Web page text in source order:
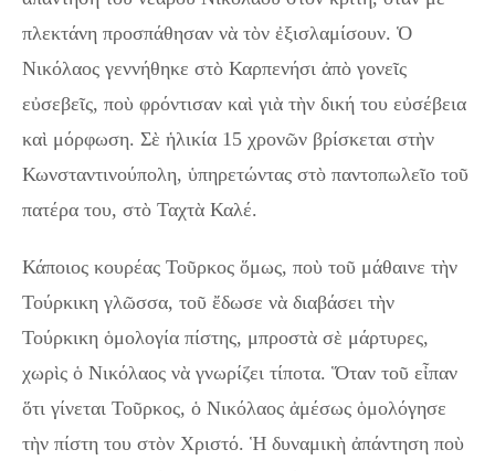
πλεκτάνη προσπάθησαν νὰ τὸν ἐξισλαμίσουν. Ὁ
Νικόλαος γεννήθηκε στὸ Καρπενήσι ἀπὸ γονεῖς
εὐσεβεῖς, ποὺ φρόντισαν καὶ γιὰ τὴν δική του εὐσέβεια
καὶ μόρφωση. Σὲ ἡλικία 15 χρονῶν βρίσκεται στὴν
Κωνσταντινούπολη, ὑπηρετώντας στὸ παντοπωλεῖο τοῦ
πατέρα του, στὸ Ταχτὰ Καλέ.
Κάποιος κουρέας Τοῦρκος ὅμως, ποὺ τοῦ μάθαινε τὴν
Τούρκικη γλῶσσα, τοῦ ἔδωσε νὰ διαβάσει τὴν
Τούρκικη ὁμολογία πίστης, μπροστὰ σὲ μάρτυρες,
χωρὶς ὁ Νικόλαος νὰ γνωρίζει τίποτα. Ὅταν τοῦ εἶπαν
ὅτι γίνεται Τοῦρκος, ὁ Νικόλαος ἀμέσως ὁμολόγησε
τὴν πίστη του στὸν Χριστό. Ἡ δυναμικὴ ἀπάντηση ποὺ